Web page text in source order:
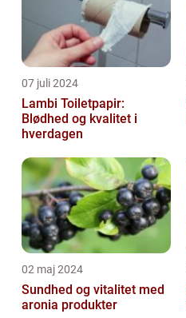
07 juli 2024
Lambi Toiletpapir:
Blødhed og kvalitet i
hverdagen
02 maj 2024
Sundhed og vitalitet med
aronia produkter